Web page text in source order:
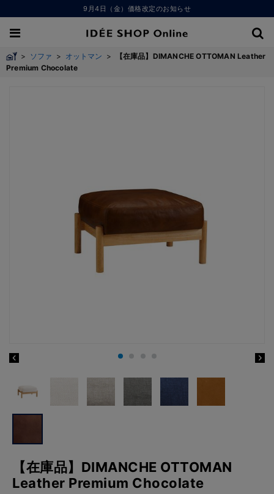
9月4日（金）価格改定のお知らせ
> ソファ > オットマン >
【在庫品】DIMANCHE OTTOMAN Leather
Premium Chocolate
【在庫品】DIMANCHE OTTOMAN
Leather Premium Chocolate